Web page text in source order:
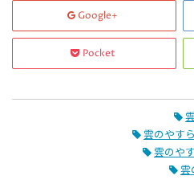
Google+
Pocket
雲のやす
雲のや
雲